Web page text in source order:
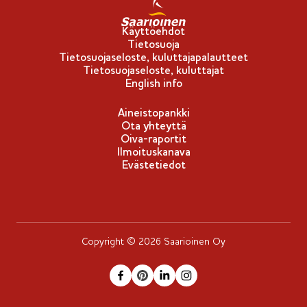
-
m
e
r
k
i
Käyttöehdot
Tietosuoja
Tietosuojaseloste, kuluttajapalautteet
Tietosuojaseloste, kuluttajat
English info
Aineistopankki
Ota yhteyttä
Oiva-raportit
Ilmoituskanava
Evästetiedot
Copyright © 2026 Saarioinen Oy